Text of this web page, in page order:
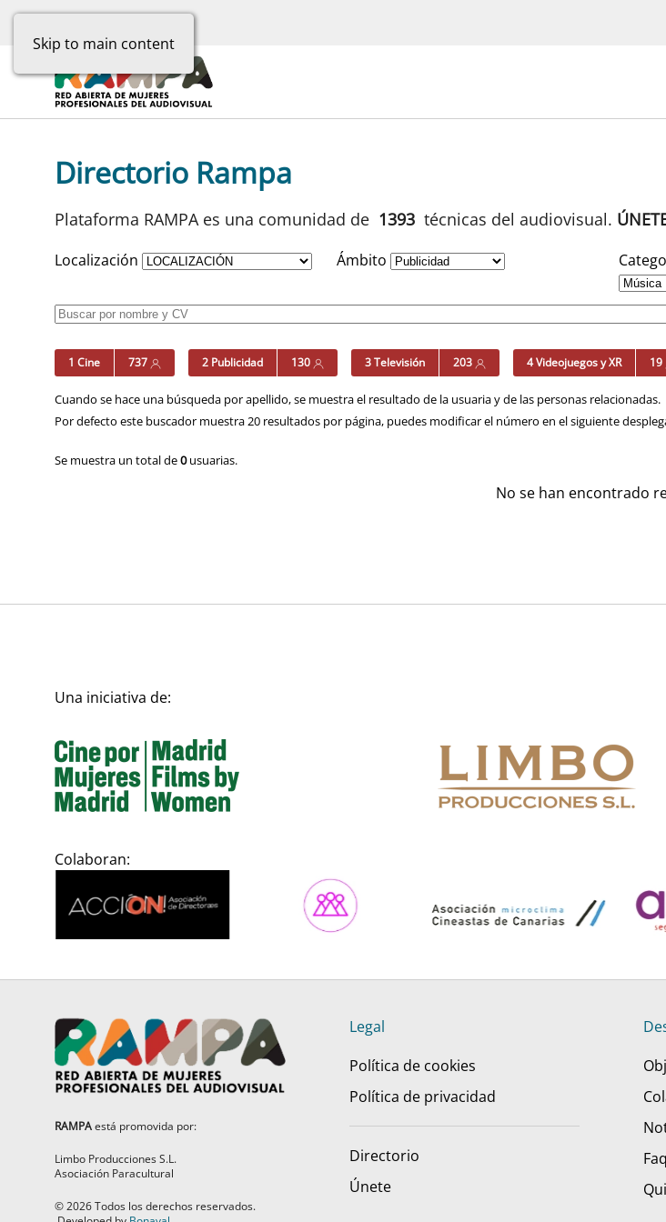
Skip to main content
Directorio Rampa
Plataforma RAMPA es una comunidad de 1393 técnicas del audiovisual.
Localización Ámbito
1 Cine 737 2 Publicidad 130 3 Televisión 203 4 Videojuegos y XR 19
Cuando se hace una búsqueda por apellido, se muestra el resultado de la usuaria y de las personas relacionadas.
Por defecto este buscador muestra 20 resultados por página, puedes modificar el número en el siguiente
Se muestra un total de0usuarias.
No se han encontrado
Una iniciativa de:
Colaboran:
Legal
Política de cookies
Política de privacidad
Directorio
Únete
Faq
RAMPAestá promovida por:
Limbo Producciones S.L.
Asociación Paracultural
©2026Todos los derechos reservados.